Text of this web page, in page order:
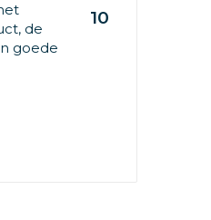
de
goede
10